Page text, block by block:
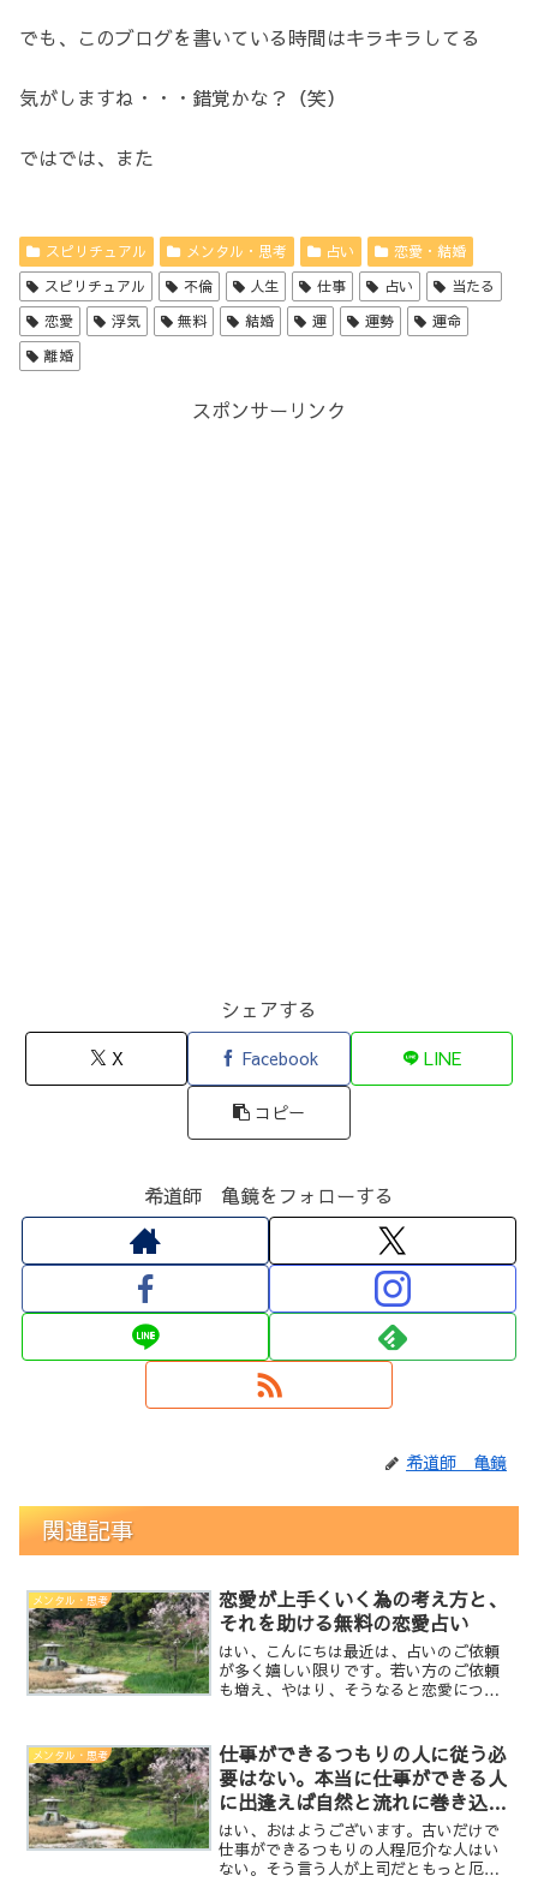
でも、このブログを書いている時間はキラキラしてる
気がしますね・・・錯覚かな？（笑）
ではでは、また
スピリチュアル メンタル・思考 占い
恋愛・結婚
スピリチュアル
不倫 人生 仕事 占い
当たる
恋愛
浮気 無料 結婚 運 運勢
運命
離婚
スポンサーリンク
シェアする
X Facebook LINE
コピー
希道師 亀鏡をフォローする
希道師 亀鏡
関連記事
メンタル・思考
恋愛が上手くいく為の考え方と、
それを助ける無料の恋愛占い
はい、こんにちは最近は、占いのご依頼
が多く嬉しい限りです。若い方のご依頼
も増え、やはり、そうなると恋愛につい
せん。実は恋愛感情っていうのは、心理
学的に言えば勘違いなん...
メンタル・思考
仕事ができるつもりの人に従う必
要はない。本当に仕事ができる人
に出逢えば自然と流れに巻き込ま
れる。
はい、おはようございます。古いだけで
仕事ができるつもりの人程厄介な人はい
ない。そう言う人が上司だともっと厄介